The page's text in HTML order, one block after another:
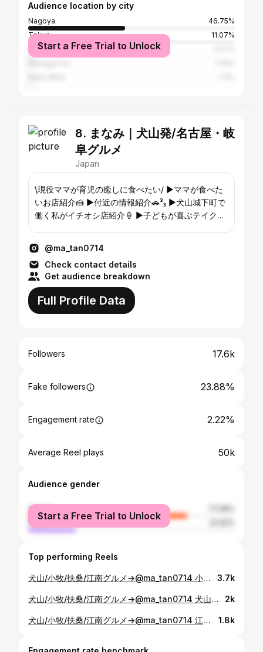
Audience location by city
Nagoya
46.75%
Tokyo
11.07%
Kita-ku
Start a Free Trial to Unlock
8. まなみ｜犬山発/名古屋・岐
阜グルメ
Japan
\現役ママが育児の癒しに食べたい/ ▶ママが食べた
いお店紹介🍰⁡ ⁡▶付近の情報紹介🚗³₃ ▶犬山城下町で
働く私がイチオシ店紹介🍦⁡ ⁡▶子どもが喜ぶテイクア
します☺️
@ma_tan0714
Check contact details
Get audience breakdown
Full Profile Data
Followers 17.6k
Fake followers 23.88%
Engagement rate 2.22%
Average Reel plays 50k
Audience gender
female
male
Start a Free Trial to Unlock
Top performing Reels
犬山/小牧/扶桑/江南グルメ→@ma_tan0714 小牧市にある｢いちごの農園 雅ファーム｣に行ってきたよ😊💕 ━━━━━━━━━━━━━━ 🏠 小牧市大山南４５ ⏰ 12:00～ (なくなり次第終了） ━━━━━━━━━━━━━━━ 小牧市にある｢いちごの農園 雅ファーム」にいちごを買いに行ってきたよ😊 ┈┈┈┈┈┈┈┈┈┈ ･いちご1パック ￥850 (2026年2月の税別価格) ┈┈┈┈┈┈┈┈┈┈ 小牧市市民四季の森公園北入口のすぐ目の前にあるよ🚗³₃ 午前中に収穫をして 12時から直売スタート✨ 私が行った日は、 6種類のいちごを販売していて どれにしようか悩んでいたら 酸味と甘さのバランスも 教えて貰えて安心して選ぶ事が出来て良かったよ🥰 すぐ売り切れる日もあるみたいだよ✨ お休みは不定休で、 次の休みは3/5(木)だから気をつけてね🥰 気になる人はぜひ行ってみてね🍀 ━━━━━━━━━━━━━━━ 小牧・犬山・扶桑周辺の、 美味しいグルメを紹介しているよ✨ 他のお店もチェックしてみてね💕 コチラ→@ma_tan0714 ━━━━━━━━━━━━━━━ 3.7k
犬山/小牧/扶桑/江南グルメ→@ma_tan0714 犬山城下町にある｢フレンチトーストサンド専門店グレンツェン｣に行ってきたよ😊💕 ━━━━━━━━━━━━━━ 🏠 犬山市西古券50-2 (スイーツガーデン内) ⏰ 12:00-無くなり次第終了 🗓 月曜 定休日 ❤️ @glanzen_inuyama ━━━━━━━━━━━━━━━ 犬山城下町にある｢フレンチトーストサンド専門店グレンツェン」にフレンチトーストサンドを買いに行ってきたよ😊 ┈┈┈┈┈┈┈┈┈┈ ･キャメルアーモンド ￥750 ･カラースプレー ￥750 (2026年3月の販売価格) ┈┈┈┈┈┈┈┈┈┈ 各務原にあるCafe Glanzenの2号店が犬山城下町のスイーツガーデン内に 3月17日にNEWオープン😍 種類も多く 季節限定もあるよ✨ たっぷりの生クリームか中に入ってた🥰 イートインスペースもあるから、 空いてたら座って食べる事も出来るみたい🎶 見た目も可愛いから これからの犬山城下町で話題になりそう😍 気になる人はぜひ行ってみてね🍀 ━━━━━━━━━━━━━━━ 小牧・犬山・扶桑周辺の、 美味しいグルメを紹介しているよ✨ 他のお店もチェックしてみてね💕 コチラ→@ma_tan0714 ━━━━━━━━━━━━━━━ 2k
犬山/小牧/扶桑/江南グルメ→@ma_tan0714 江南市にある｢五王 布袋店｣に行ってきたよ😊💕 ━━━━━━━━━━━━━━ 🏠 江南市小郷町楽ノ山７５ ⏰ 10:30- なくなり次第終了 🗓️ 火曜 定休日 ❤️ @dango_hotei ━━━━━━━━━━━━━━━ 江南市にある｢五王 布袋店」に行ってきたよ😊 ┈┈┈┈┈┈┈┈┈┈ •みたらし団子 1本 ¥30 (2026年6月価格) ┈┈┈┈┈┈┈┈┈┈ 布袋にある 1本30円のみたらし団子が食べれるお店✨ のどかな景色が広がる立地と ニコニコ優しい雰囲気のお店の方が お団子の味を更に魅力的にしてくれる🥹 どの世代でも愛されるお団子🥰 気になる人はぜひ行ってみてね🍀 ━━━━━━━━━━━━━━━ 小牧・犬山・扶桑周辺の、 美味しいグルメを紹介しているよ✨ 他のお店もチェックしてみてね💕 コチラ→@ma_tan0714 ━━━━━━━━━━━━━━━ 1.8k